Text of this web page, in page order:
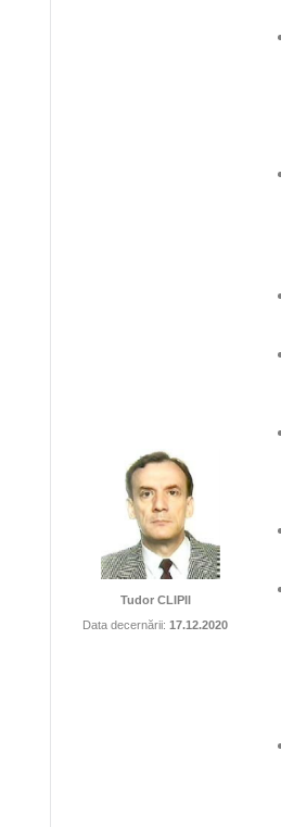
Tudor CLIPII
Data decernării: 17.12.2020